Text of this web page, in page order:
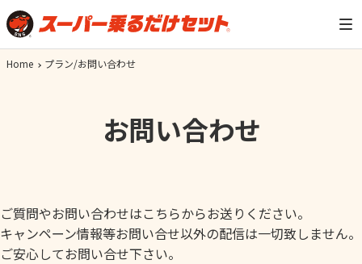
Home プラン/お問い合わせ
お問い合わせ
ご質問やお問い合わせはこちらからお送りください。
キャンペーン情報等お問い合せ以外の配信は一切致しません。
ご安心してお問い合せ下さい。